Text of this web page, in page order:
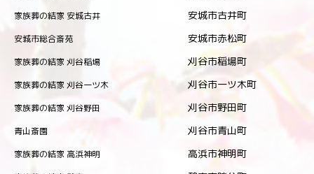
家族葬の結家 安城古井 安城市古井町
安城市総合斎苑 安城市赤松町
家族葬の結家 刈谷稲場 刈谷市稲場町
家族葬の結家 刈谷一ツ木 刈谷市一ツ木町
家族葬の結家 刈谷野田 刈谷市野田町
青山斎園 刈谷市青山町
家族葬の結家 高浜神明 高浜市神明町